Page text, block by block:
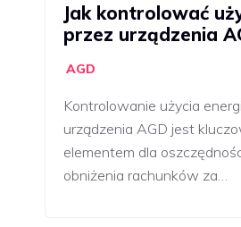
Jak kontrolować
przez urządzenia
AGD
Kontrolowanie użycia
urządzenia AGD jest
elementem dla
obniżenia rachunków za…